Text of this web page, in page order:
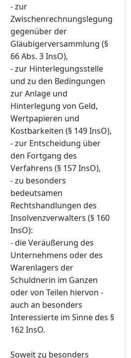
- zur
Zwischenrechnungslegung
gegenüber der
Gläubigerversammlung (§
66 Abs. 3 InsO),
- zur Hinterlegungsstelle
und zu den Bedingungen
zur Anlage und
Hinterlegung von Geld,
Wertpapieren und
Kostbarkeiten (§ 149 InsO),
- zur Entscheidung über
den Fortgang des
Verfahrens (§ 157 InsO),
- zu besonders
bedeutsamen
Rechtshandlungen des
Insolvenzverwalters (§ 160
InsO):
- die Veräußerung des
Unternehmens oder des
Warenlagers der
Schuldnerin im Ganzen
oder von Teilen hiervon -
auch an besonders
Interessierte im Sinne des §
162 InsO.
Soweit zu besonders